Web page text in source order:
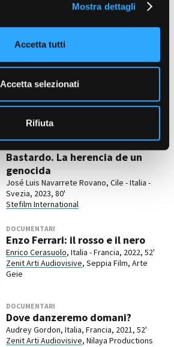
Mostra dettagli
Accetta tutti
Accetta selezionati
Rifiuta
Zenit Arti Audiovisive
La luna sott’acqua
Alessandro Negrini, Italia, Slovenia, 2023, 75'
Casablanca Film, RTV Slovenia,Incandenza
Bastardo. La herencia de un
genocida
José Luis Navarrete Rovano, Cile - Italia -
Svezia, 2023, 80'
Stefilm International
DOCUMENTARI
Enzo Ferrari: il rosso e il nero
Enrico Cerasuolo, Italia - Francia, 2022, 52'
Zenit Arti Audiovisive, Seppia Film, Arte
Geie
DOCUMENTARI
Dove danzeremo domani?
Audrey Gordon, Italia, Francia, 2021, 52'
Zenit Arti Audiovisive, Nilaya Productions